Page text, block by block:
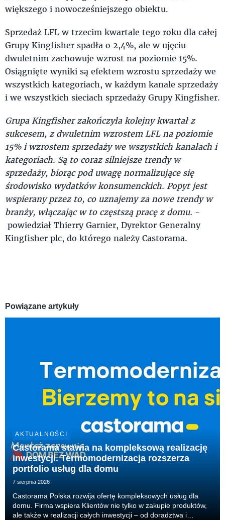
większego i nowocześniejszego obiektu.
Sprzedaż LFL w trzecim kwartale tego roku dla całej
Grupy Kingfisher spadła o 2,4%, ale w ujęciu
dwuletnim zachowuje wzrost na poziomie 15%.
Osiągnięte wyniki są efektem wzrostu sprzedaży we
wszystkich kategoriach, w każdym kanale sprzedaży
i we wszystkich sieciach sprzedaży Grupy Kingfisher.
Grupa Kingfisher zakończyła kolejny kwartał z
sukcesem, z dwuletnim wzrostem LFL na poziomie
15% i wzrostem sprzedaży we wszystkich kanałach i
kategoriach. Są to coraz silniejsze trendy w
sprzedaży, biorąc pod uwagę normalizujące się
środowisko wydatków konsumenckich. Popyt jest
wspierany przez to, co uznajemy za nowe trendy w
branży, włączając w to częstszą pracę z domu. -
powiedział Thierry Garnier, Dyrektor Generalny
Kingfisher plc, do którego należy Castorama.
Powiązane artykuły
AKTUALNOŚCI
Castorama stawia na kompleksową realizację
inwestycji. Termomodernizacja rozszerza
portfolio usług dla domu
7 sierpnia 2026
Castorama Polska rozwija ofertę kompleksowych usług dla
domu. Firma wspiera Klientów nie tylko w zakupie produktów,
ale także w realizacji całych inwestycji – od doradztwa i